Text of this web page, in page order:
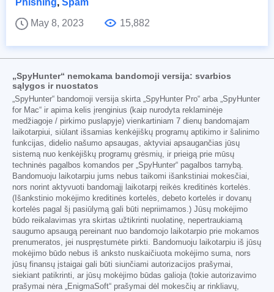
May 8, 2023
15,882
„SpyHunter“ nemokama bandomoji versija: svarbios
sąlygos ir nuostatos
„SpyHunter“ bandomoji versija skirta „SpyHunter Pro“ arba „SpyHunter
for Mac“ ir apima kelis įrenginius (kaip nurodyta reklaminėje
medžiagoje / pirkimo puslapyje) vienkartiniam 7 dienų bandomajam
laikotarpiui, siūlant išsamias kenkėjiškų programų aptikimo ir šalinimo
funkcijas, didelio našumo apsaugas, aktyviai apsaugančias jūsų
sistemą nuo kenkėjiškų programų grėsmių, ir prieigą prie mūsų
techninės pagalbos komandos per „SpyHunter“ pagalbos tarnybą.
Bandomuoju laikotarpiu jums nebus taikomi išankstiniai mokesčiai,
nors norint aktyvuoti bandomąjį laikotarpį reikės kreditinės kortelės.
(Išankstinio mokėjimo kreditinės kortelės, debeto kortelės ir dovanų
kortelės pagal šį pasiūlymą gali būti nepriimamos.) Jūsų mokėjimo
būdo reikalavimas yra skirtas užtikrinti nuolatinę, nepertraukiamą
saugumo apsaugą pereinant nuo bandomojo laikotarpio prie mokamos
prenumeratos, jei nuspręstumėte pirkti. Bandomuoju laikotarpiu iš jūsų
mokėjimo būdo nebus iš anksto nuskaičiuota mokėjimo suma, nors
jūsų finansų įstaigai gali būti siunčiami autorizacijos prašymai,
siekiant patikrinti, ar jūsų mokėjimo būdas galioja (tokie autorizavimo
prašymai nėra „EnigmaSoft“ prašymai dėl mokesčių ar rinkliavų,